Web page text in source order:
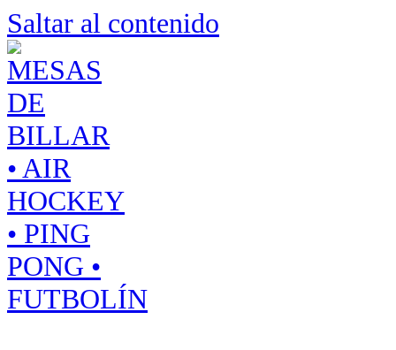
Saltar al contenido